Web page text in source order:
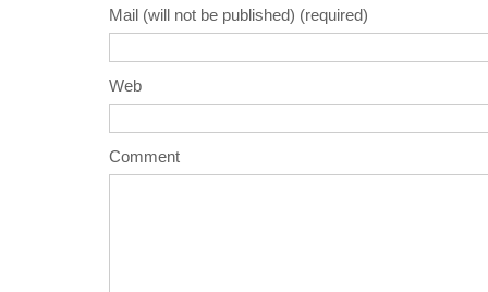
Mail (will not be published) (required)
Web
Comment